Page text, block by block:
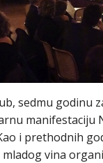
sedmu godinu
manifestaciju
i prethodnih
vina